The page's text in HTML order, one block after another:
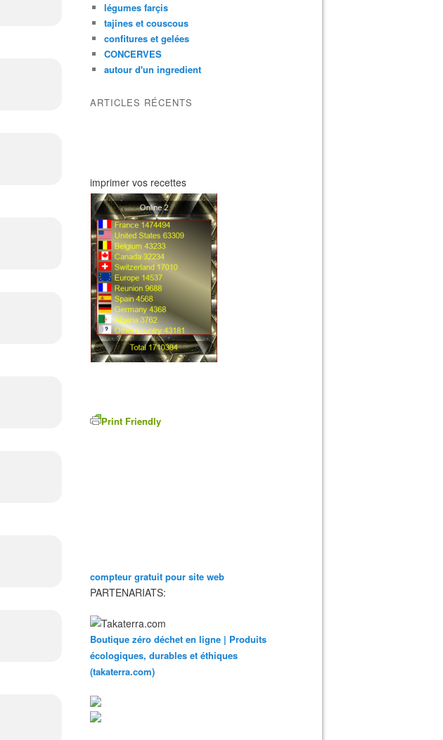
légumes farçis
tajines et couscous
confitures et gelées
CONCERVES
autour d'un ingredient
ARTICLES RÉCENTS
imprimer vos recettes
Print Friendly
compteur gratuit pour site web
PARTENARIATS:
Boutique zéro déchet en ligne | Produits
écologiques, durables et éthiques
(takaterra.com)